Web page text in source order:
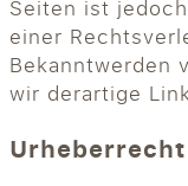
Seiten ist
einer
Bekanntwerden
wir derartige
Urheberrecht